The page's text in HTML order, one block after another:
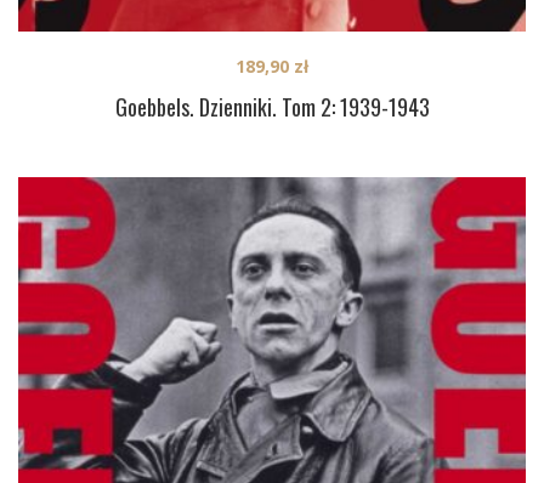
Goebbels. Dzienniki. Tom 2: 1939-1943
189,90 zł